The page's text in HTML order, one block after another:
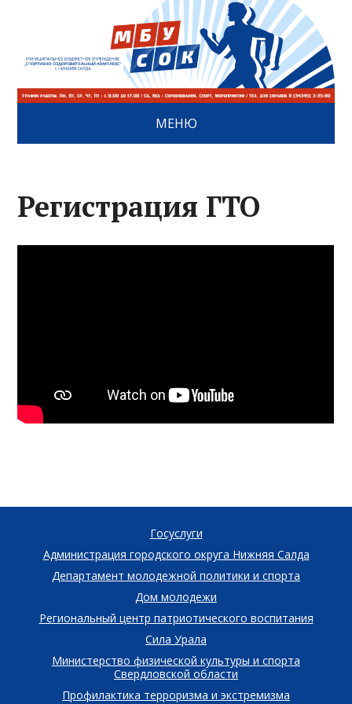
МЕНЮ
Регистрация ГТО
Госуслуги
Администрация городского округа Нижняя Салда
Департамент молодежной политики и спорта
Дом молодежи
Региональный центр патриотического воспитания
Сила Урала
Министерство физической культуры и спорта
Свердловской области
Профилактика терроризма и экстремизма